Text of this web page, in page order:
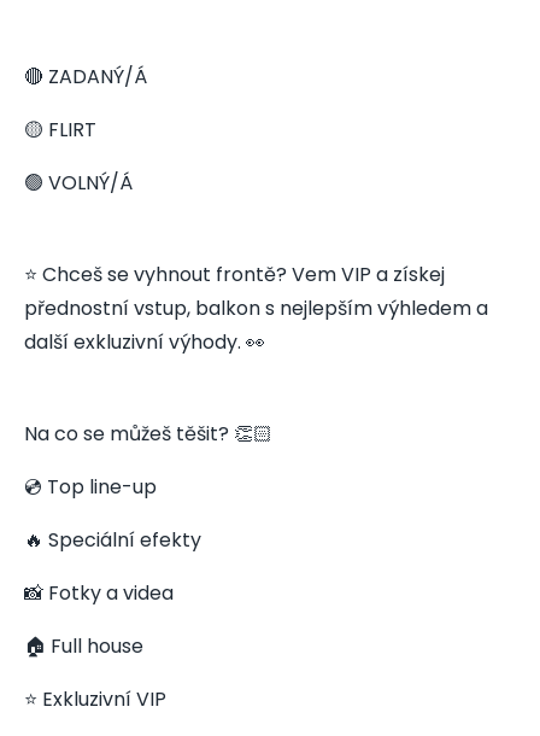
🔴 ZADANÝ/Á
🟡 FLIRT
🟢 VOLNÝ/Á
⭐ Chceš se vyhnout frontě? Vem VIP a získej
přednostní vstup, balkon s nejlepším výhledem a
další exkluzivní výhody. 👀
Na co se můžeš těšit? 👏🏻
💿 Top line-up
🔥 Speciální efekty
📸 Fotky a videa
🏠 Full house
⭐ Exkluzivní VIP